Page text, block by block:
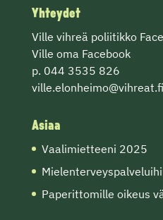
Yhteydet
Ville vihreä poliitikko
Ville oma Facebook
p. 044 3535 826
ville.elonheimo@vihreat.fi
Asiaa
Vaalimietteeni 2025
Paperittomille oikeus